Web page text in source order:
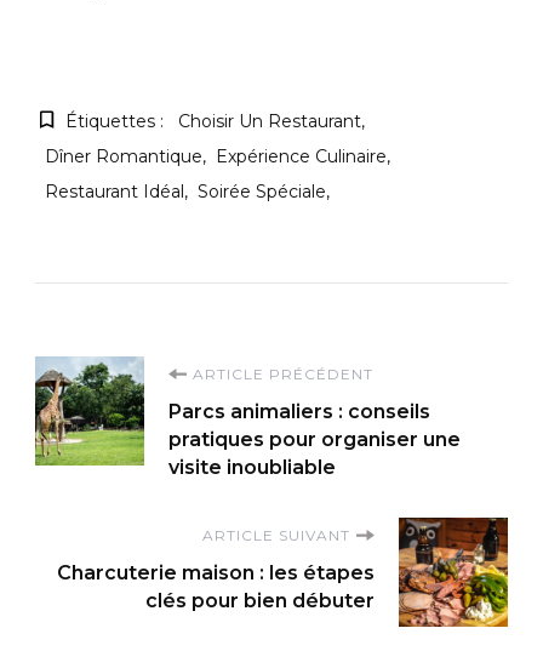
Étiquettes :
Choisir Un Restaurant
Dîner Romantique
Expérience Culinaire
Restaurant Idéal
Soirée Spéciale
Navigation
d'article
ARTICLE PRÉCÉDENT
Parcs animaliers : conseils
pratiques pour organiser une
visite inoubliable
ARTICLE SUIVANT
Charcuterie maison : les étapes
clés pour bien débuter